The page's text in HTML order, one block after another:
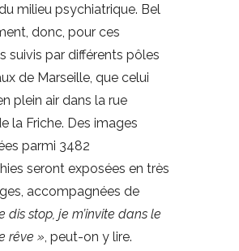
milieu psychiatrique. Bel
donc, pour ces
suivis par différents pôles
de Marseille, que celui
plein air dans la rue
la Friche. Des images
parmi 3482
seront exposées en très
accompagnées de
dis stop, je m’invite dans le
rêve », peut-on y lire.